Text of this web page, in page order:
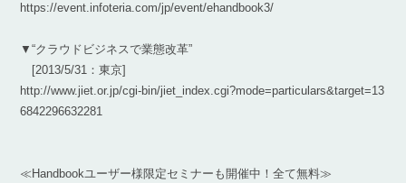
https://event.infoteria.com/jp/event/ehandbook3/
▼“クラウドビジネスで業態改革”
[2013/5/31：東京]
http://www.jiet.or.jp/cgi-bin/jiet_index.cgi?mode=particulars&target=13
6842296632281
≪Handbookユーザー様限定セミナーも開催中！全て無料≫